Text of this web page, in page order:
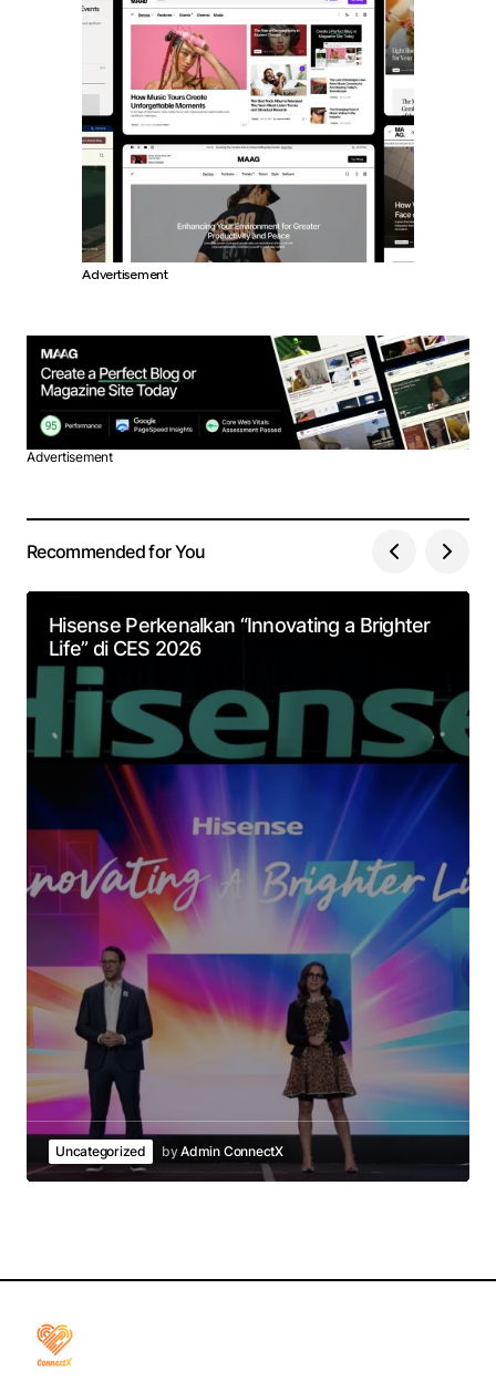
Advertisement
Advertisement
Recommended for You
Hisense Perkenalkan “Innovating a Brighter
Life” di CES 2026
Uncategorized byAdmin ConnectX